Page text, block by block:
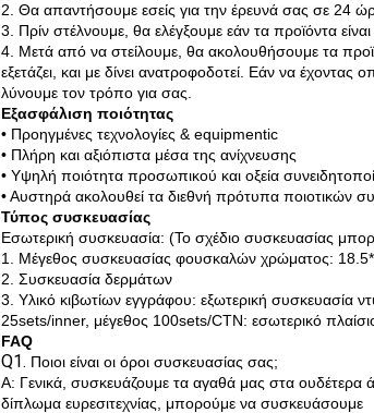
2. Θα απαντήσουμε εσείς για την έρευνά σας σε 24
3. Πρίν στέλνουμε, θα ελέγξουμε εάν τα προϊόντα
4. Μετά από να στείλουμε, θα ακολουθήσουμε τα
εξετάζει, και με δίνει ανατροφοδοτεί. Εάν να
λύνουμε τον τρόπο για σας.
Εξασφάλιση ποιότητας
• Προηγμένες τεχνολογίες & equipmentic
• Πλήρη και αξιόπιστα μέσα της ανίχνευσης
• Υψηλή ποιότητα προσωπικού και οξεία
• Αυστηρά ακολουθεί τα διεθνή πρότυπα ποιοτικών
Τύπος συσκευασίας
Εσωτερική συσκευασία: (Το σχέδιο συσκευασίας
1. Μέγεθος συσκευασίας φουσκαλών χρώματος:
2. Συσκευασία δερμάτων
3. Υλικό κιβωτίων εγγράφου: εξωτερική συσκευασία
25sets/inner, μέγεθος 100sets/CTN: εσωτερικό
FAQ
Q1. Ποιοι είναι οι όροι συσκευασίας σας;
Α: Γενικά, συσκευάζουμε τα αγαθά μας στα ουδέτερα
δίπλωμα ευρεσιτεχνίας, μπορούμε να συσκευάσουμε